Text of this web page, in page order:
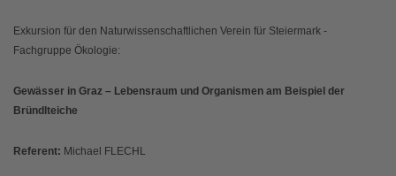
Exkursion für den Naturwissenschaftlichen Verein für Steiermark -
Fachgruppe Ökologie:
Gewässer in Graz – Lebensraum und Organismen am Beispiel der
Bründlteiche
Referent: Michael FLECHL